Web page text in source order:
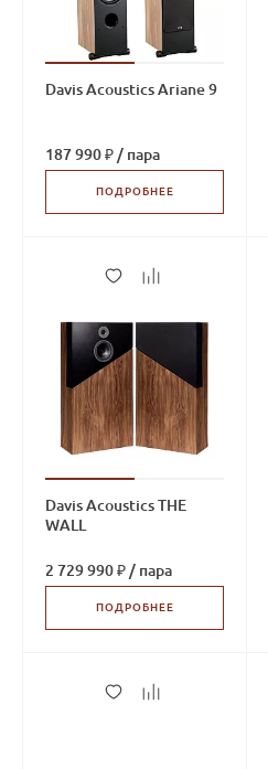
Davis Acoustics Ariane 9
187 990 ₽ / пара
ПОДРОБНЕЕ
Davis Acoustics THE
WALL
2 729 990 ₽ / пара
ПОДРОБНЕЕ